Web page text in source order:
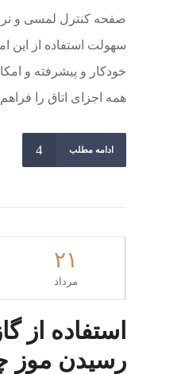
صفحه کنترل لمسی و
سهولت استفاده از این
خودکار و پیشرفته و
همه اجزای اتاق را
ادامه مطلب
۲۱
مرداد
استفاده از
رسیدن موز